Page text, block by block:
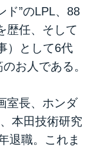
ド”のLPL、88
歴任、そして
）として6代
お人である。
室長、ホンダ
本田技術研究
退職。これま